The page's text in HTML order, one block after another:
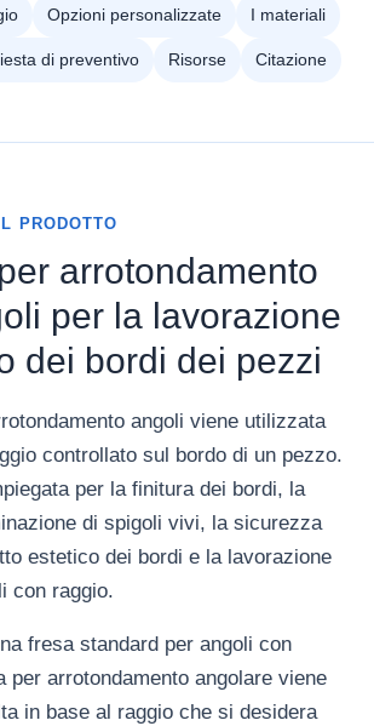
Opzioni personalizzate I materiali
di preventivo Risorse Citazione
PRODOTTO
arrotondamento
per la lavorazione
dei bordi dei pezzi
angoli viene utilizzata
controllato sul bordo di un pezzo.
per la finitura dei bordi, la
di spigoli vivi, la sicurezza
estetico dei bordi e la lavorazione
con raggio.
fresa standard per angoli con
per arrotondamento angolare viene
in base al raggio che si desidera